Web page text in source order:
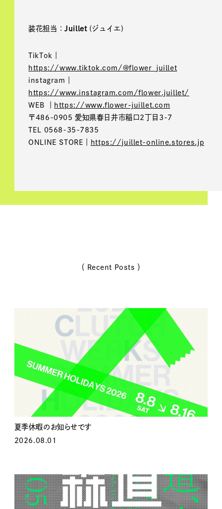
装花担当：Juillet(ジュイエ)
TikTok｜
https://www.tiktok.com/@flower_juillet
instagram｜
https://www.instagram.com/flower.juillet/
WEB ｜
https://www.flower-juillet.com
〒486-0905 愛知県春日井市稲口2丁目3-7
TEL 0568-35-7835
ONLINE STORE｜
https://juillet-online.stores.jp
（ Recent Posts ）
夏季休暇のお知らせです
2026.08.01